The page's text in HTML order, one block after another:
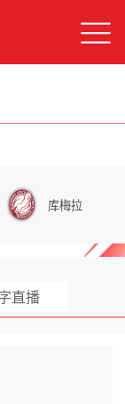
库梅拉
直播